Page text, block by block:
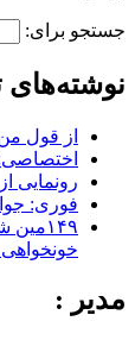
جستجو برای:
نوشته‌های
از قول
رونمایی
فوری:
خونخواهی
مدیر :